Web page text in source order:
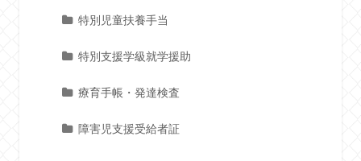
特別児童扶養手当
特別支援学級就学援助
療育手帳・発達検査
障害児支援受給者証